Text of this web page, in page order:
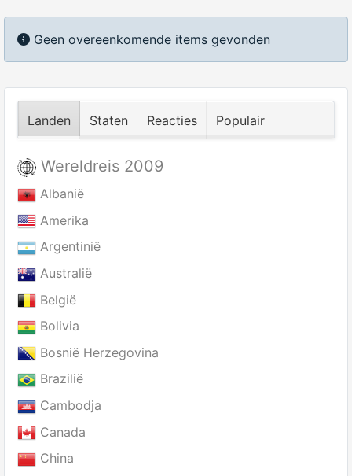
Informatie
Geen overeenkomende items gevonden
Landen Staten Reacties Populair
Wereldreis 2009
Albanië
Amerika
Argentinië
Australië
België
Bolivia
Bosnië Herzegovina
Brazilië
Cambodja
Canada
China